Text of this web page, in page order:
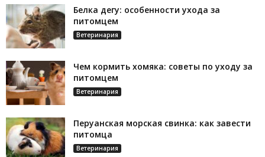
Белка дегу: особенности ухода за
питомцем
Ветеринария
Чем кормить хомяка: советы по уходу за
питомцем
Ветеринария
Перуанская морская свинка: как завести
питомца
Ветеринария